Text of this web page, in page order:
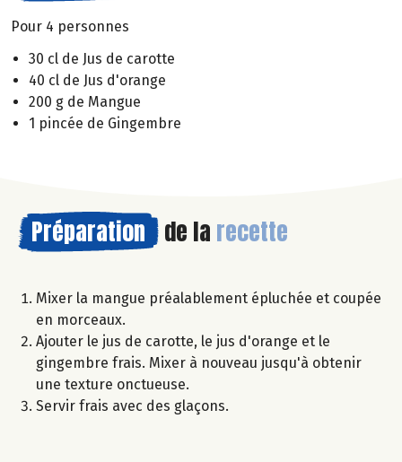
Pour 4 personnes
30 cl de Jus de carotte
40 cl de Jus d'orange
200 g de Mangue
1 pincée de Gingembre
Préparation de la recette
Mixer la mangue préalablement épluchée et coupée
en morceaux.
Ajouter le jus de carotte, le jus d'orange et le
gingembre frais. Mixer à nouveau jusqu'à obtenir
une texture onctueuse.
Servir frais avec des glaçons.